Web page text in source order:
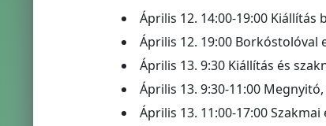
Április 12. 14:00‐19:00 Kiállítás
Április 12. 19:00
Április 13. 9:30 Kiállítás és
Április 13. 9:30-11:00
Április 13. 11:00-17:00